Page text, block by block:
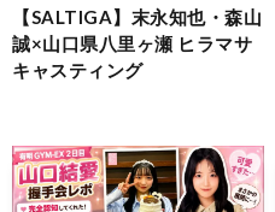
【SALTIGA】末永知也・森山
誠×山口県八里ヶ瀬 ヒラマサ
キャスティング